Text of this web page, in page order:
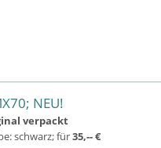
NEU!
verpackt
schwarz; für35,-- €